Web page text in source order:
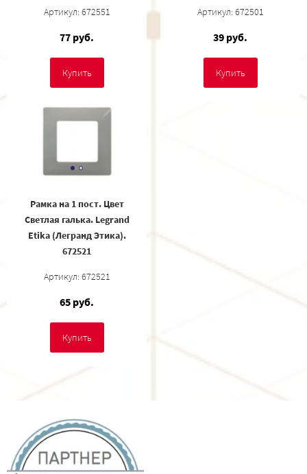
Артикул: 672551
77 руб.
Купить
Артикул: 672501
39 руб.
Купить
Рамка на 1 пост. Цвет
Светлая галька. Legrand
Etika (Легранд Этика).
672521
Артикул: 672521
65 руб.
Купить